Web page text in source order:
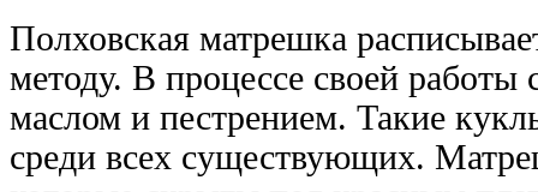
Полховская матрешка
методу. В процессе своей работы
маслом и пестрением. Такие
среди всех существующих.